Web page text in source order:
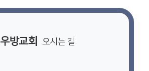
우방교회 오시는 길